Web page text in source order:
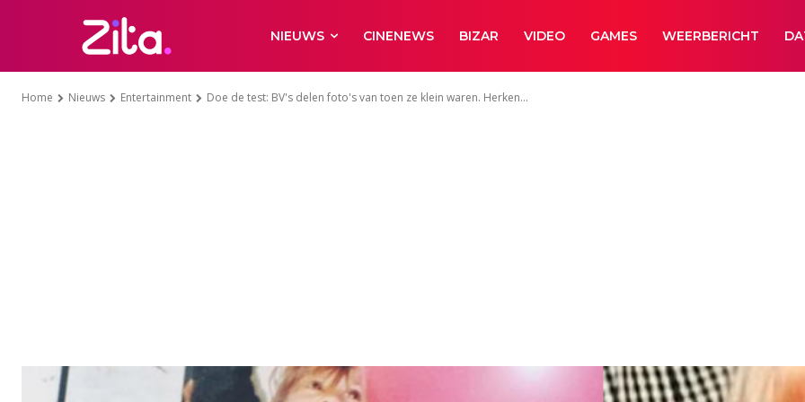
NIEUWS CINENEWS BIZAR VIDEO GAMES WEERBERICHT
Home Nieuws Entertainment Doe de test: BV's delen foto's van toen ze klein waren. Herken...